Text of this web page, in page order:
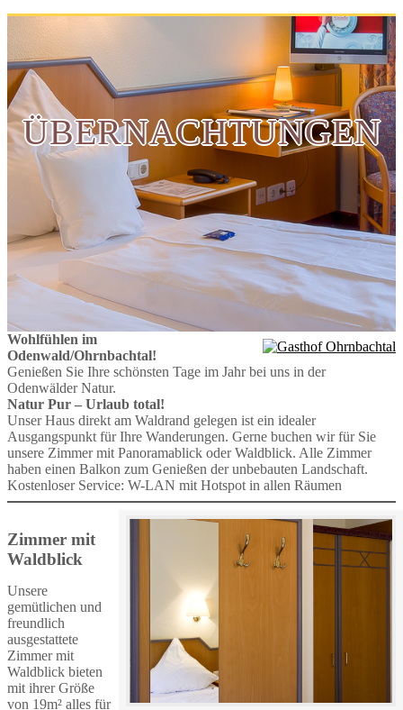
ÜBERNACHTUNGEN
Wohlfühlen im
Odenwald/Ohrnbachtal!
Genießen Sie Ihre schönsten Tage im Jahr bei uns in der
Odenwälder Natur.
Natur Pur – Urlaub total!
Unser Haus direkt am Waldrand gelegen ist ein idealer
Ausgangspunkt für Ihre Wanderungen. Gerne buchen wir für Sie
unsere Zimmer mit Panoramablick oder Waldblick. Alle Zimmer
haben einen Balkon zum Genießen der unbebauten Landschaft.
Kostenloser Service: W-LAN mit Hotspot in allen Räumen
Zimmer mit
Waldblick
Unsere
gemütlichen und
freundlich
ausgestattete
Zimmer mit
Waldblick bieten
mit ihrer Größe
von 19m² alles für